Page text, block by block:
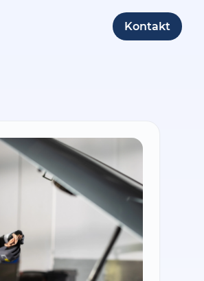
Kontakt